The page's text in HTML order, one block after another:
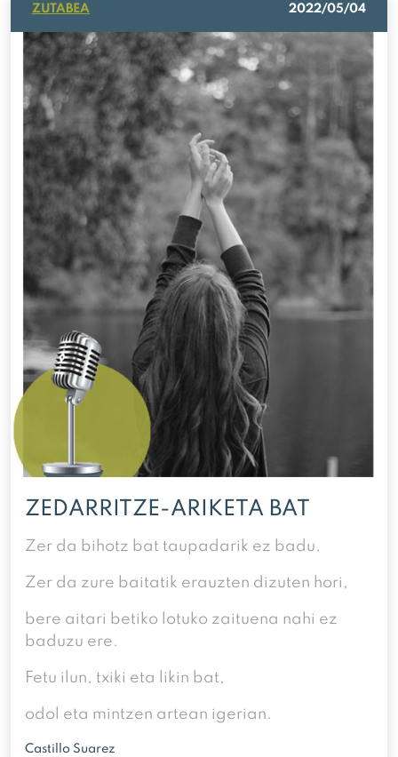
ZUTABEA 2022/05/04
ZEDARRITZE-ARIKETA BAT
Zer da bihotz bat taupadarik ez badu.
Zer da zure baitatik erauzten dizuten hori,
bere aitari betiko lotuko zaituena nahi ez
baduzu ere.
Fetu ilun, txiki eta likin bat,
odol eta mintzen artean igerian.
Castillo Suarez